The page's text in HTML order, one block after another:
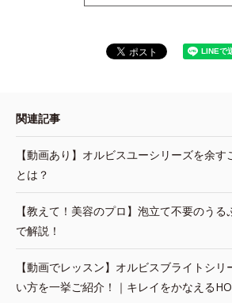
関連記事
【動画あり】オルビスユーシリーズを余
とは？
【教えて！美容のプロ】泡立て不要のう
で解説！
【動画でレッスン】オルビスブライトシ
い方を一挙ご紹介！｜キレイをかなえる